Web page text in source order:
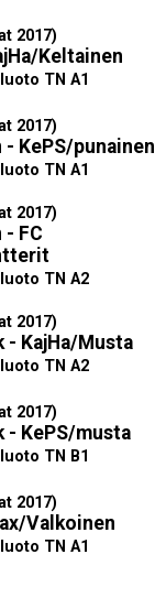
2017)
Keltainen
TN A1
2017)
- KePS/punainen
TN A1
2017)
- FC
TN A2
2017)
- KajHa/Musta
TN A2
2017)
- KePS/musta
TN B1
2017)
Valkoinen
TN A1